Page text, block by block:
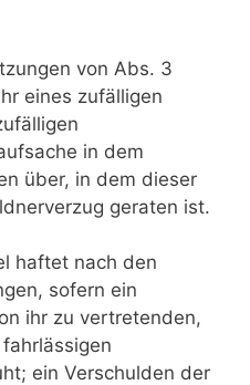
von Abs. 3
eines zufälligen
in dem
über, in dem dieser
geraten ist.
haftet nach den
sofern ein
ihr zu vertretenden,
ein Verschulden der